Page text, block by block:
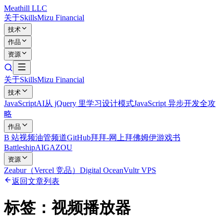
Meathill LLC
关于SkillsMizu Financial
技术
作品
资源
关于SkillsMizu Financial
技术
JavaScriptAI从 jQuery 里学习设计模式JavaScript 异步开发全攻
略
作品
B 站视频油管频道GitHub拜拜-网上拜佛姆伊游戏书
BattleshipAIGAZOU
资源
Zeabur（Vercel 竞品） Digital OceanVultr VPS
返回文章列表
标签： 视频播放器